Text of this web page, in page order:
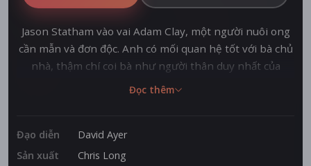
Jason Statham vào vai Adam Clay, một người nuôi ong
cần mẫn và đơn độc. Anh có mối quan hệ tốt với bà chủ
nhà, thậm chí coi bà như người thân duy nhất của
mình. Thế nhưng, một sự kiện xảy ra khiến bà qua đời,
và “người nuôi ong” Adam Clay quyết định bắt đầu kế
trần bí mật đằng sau đường dây lừa đảo cỡ lớn và bắt
những kẻ có tội phải trả giá, thân phận thật của anh
Đọc thêm
Đạo diễn
David Ayer
Sản xuất
Chris Long